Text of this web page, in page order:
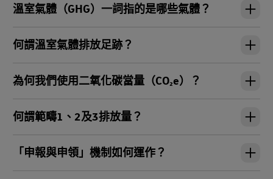
溫室氣體（GHG）一詞指的是哪些氣體？
何謂溫室氣體排放足跡？
為何我們使用二氧化碳當量（CO₂e）？
何謂範疇1、2及3排放量？
「申報與申領」機制如何運作？